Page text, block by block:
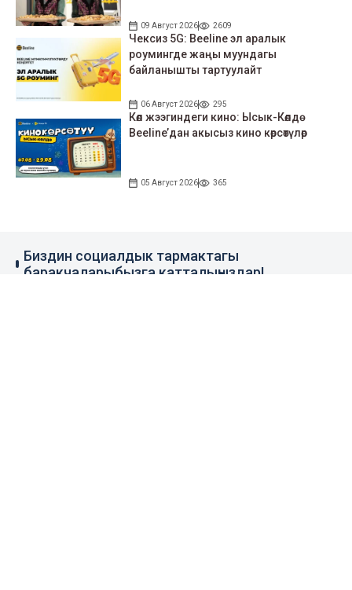
09 Август 2026 2609
Чексиз 5G: Beeline эл аралык
роумингде жаңы муундагы
байланышты тартуулайт
06 Август 2026 295
Көл жээгиндеги кино: Ысык-Көлдө
Beeline’дан акысыз кино көрсөтүлөр
05 Август 2026 365
Биздин социалдык тармактагы
баракчаларыбызга катталыңыздар!